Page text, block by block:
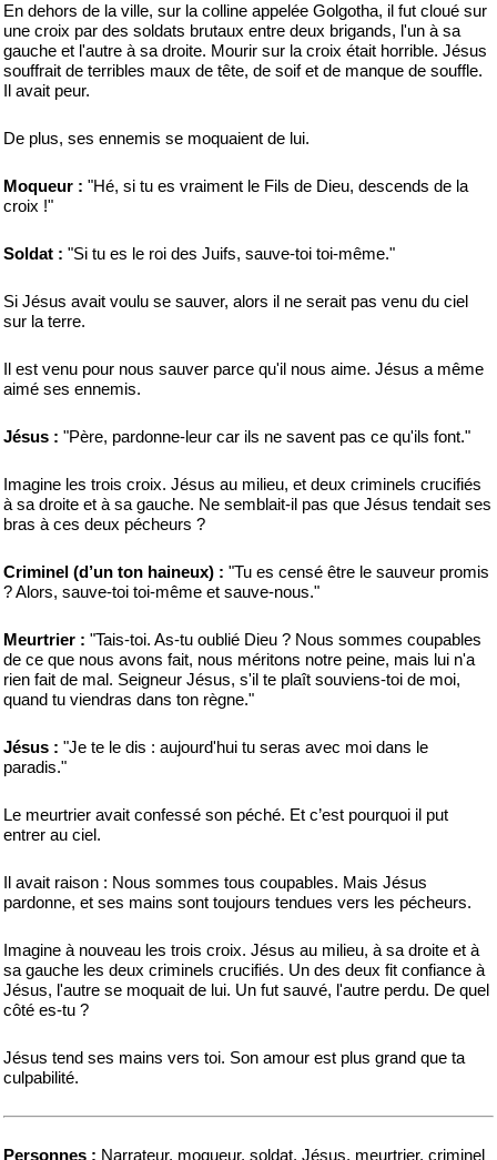
En dehors de la ville, sur la colline appelée Golgotha, il fut cloué sur
une croix par des soldats brutaux entre deux brigands, l'un à sa
gauche et l'autre à sa droite. Mourir sur la croix était horrible. Jésus
souffrait de terribles maux de tête, de soif et de manque de souffle.
Il avait peur.
De plus, ses ennemis se moquaient de lui.
Moqueur : "Hé, si tu es vraiment le Fils de Dieu, descends de la
croix !"
Soldat : "Si tu es le roi des Juifs, sauve-toi toi-même."
Si Jésus avait voulu se sauver, alors il ne serait pas venu du ciel
sur la terre.
Il est venu pour nous sauver parce qu'il nous aime. Jésus a même
aimé ses ennemis.
Jésus : "Père, pardonne-leur car ils ne savent pas ce qu'ils font."
Imagine les trois croix. Jésus au milieu, et deux criminels crucifiés
à sa droite et à sa gauche. Ne semblait-il pas que Jésus tendait ses
bras à ces deux pécheurs ?
Criminel (d’un ton haineux) : "Tu es censé être le sauveur promis
? Alors, sauve-toi toi-même et sauve-nous."
Meurtrier : "Tais-toi. As-tu oublié Dieu ? Nous sommes coupables
de ce que nous avons fait, nous méritons notre peine, mais lui n'a
rien fait de mal. Seigneur Jésus, s'il te plaît souviens-toi de moi,
quand tu viendras dans ton règne."
Jésus : "Je te le dis : aujourd'hui tu seras avec moi dans le
paradis."
Le meurtrier avait confessé son péché. Et c’est pourquoi il put
entrer au ciel.
Il avait raison : Nous sommes tous coupables. Mais Jésus
pardonne, et ses mains sont toujours tendues vers les pécheurs.
Imagine à nouveau les trois croix. Jésus au milieu, à sa droite et à
sa gauche les deux criminels crucifiés. Un des deux fit confiance à
Jésus, l'autre se moquait de lui. Un fut sauvé, l'autre perdu. De quel
côté es-tu ?
Jésus tend ses mains vers toi. Son amour est plus grand que ta
culpabilité.
Personnes : Narrateur, moqueur, soldat, Jésus, meurtrier, criminel